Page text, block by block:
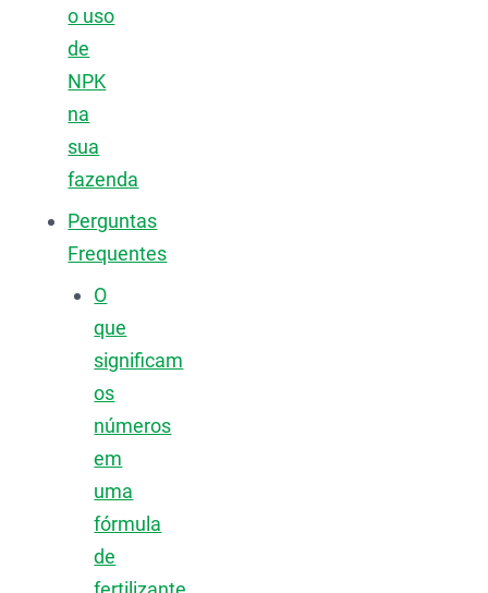
o uso
de
NPK
na
sua
fazenda
Perguntas
Frequentes
O
que
significam
os
números
em
uma
fórmula
de